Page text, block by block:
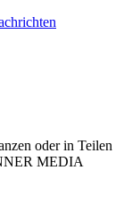
oder in Teilen
MEDIA